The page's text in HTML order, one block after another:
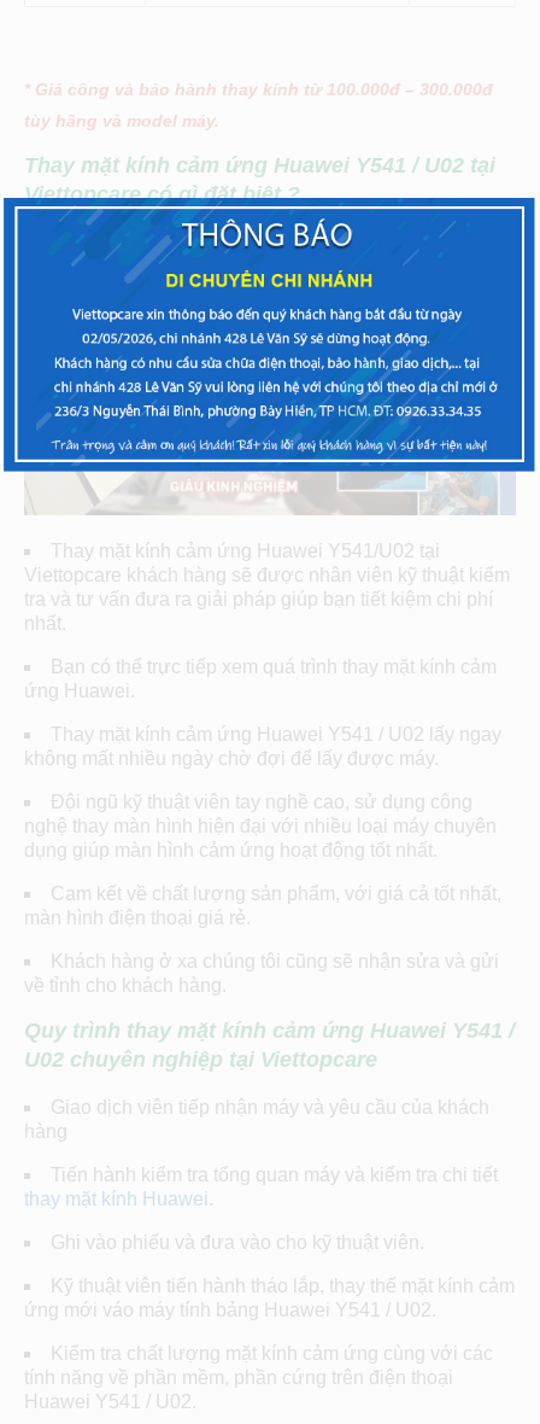
* Giá công và bảo hành thay kính từ 100.000đ – 300.000đ
tùy hãng và model máy.
Thay mặt kính cảm ứng Huawei Y541 / U02 tại
Viettopcare có gì đặt biệt ?
Thay mặt kính cảm ứng Huawei Y541/U02 tại
Viettopcare khách hàng sẽ được nhân viên kỹ thuật kiểm
tra và tư vấn đưa ra giải pháp giúp bạn tiết kiệm chi phí
nhất.
Bạn có thể trực tiếp xem quá trình thay mặt kính cảm
ứng Huawei.
Thay mặt kính cảm ứng Huawei Y541 / U02 lấy ngay
không mất nhiều ngày chờ đợi để lấy được máy.
Đội ngũ kỹ thuật viên tay nghề cao, sử dụng công
nghệ thay màn hình hiện đại với nhiều loại máy chuyên
dụng giúp màn hình cảm ứng hoạt động tốt nhất.
Cam kết về chất lượng sản phẩm, với giá cả tốt nhất,
màn hình điện thoại giá rẻ.
Khách hàng ở xa chúng tôi cũng sẽ nhận sửa và gửi
về tỉnh cho khách hàng.
Quy trình thay mặt kính cảm ứng Huawei Y541 /
U02 chuyên nghiệp tại Viettopcare
Giao dịch viên tiếp nhận máy và yêu cầu của khách
hàng
Tiến hành kiểm tra tổng quan máy và kiểm tra chi tiết
thay mặt kính Huawei .
Ghi vào phiếu và đưa vào cho kỹ thuật viên.
Kỹ thuật viên tiến hành tháo lắp, thay thế mặt kính cảm
ứng mới váo máy tính bảng Huawei Y541 / U02.
Kiểm tra chất lượng mặt kính cảm ứng cùng với các
tính năng về phần mềm, phần cứng trên điện thoại
Huawei Y541 / U02.